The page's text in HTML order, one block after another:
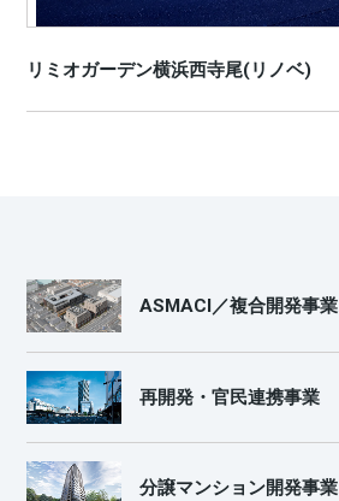
リミオガーデン横浜西寺尾(リノベ)
ASMACI／複合開発事業
再開発・官民連携事業
分譲マンション開発事業